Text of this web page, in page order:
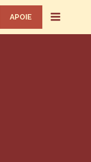
APOIE